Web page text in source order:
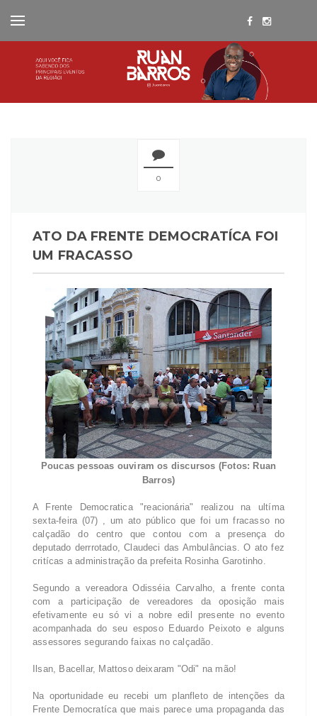
0
ATO DA FRENTE DEMOCRATÍCA FOI
UM FRACASSO
Poucas pessoas ouviram os discursos (Fotos: Ruan
Barros)
A Frente Democratica "reacionária" realizou na ultíma
sexta-feira (07) , um ato público que foi um fracasso no
calçadão do centro que contou com a presença do
deputado derrrotado, Claudeci das Ambulâncias. O ato fez
critícas a administração da prefeita Rosinha Garotinho.
Segundo a vereadora Odisséia Carvalho, a frente conta
com a participação de vereadores da oposição mais
efetivamente eu só vi a nobre edil presente no evento
acompanhada do seu esposo Eduardo Peixoto e alguns
assessores segurando faixas no calçadão.
Ilsan, Bacellar, Mattoso deixaram "Odi" na mão!
Na oportunidade eu recebi um planfleto de intenções da
Frente Democratíca que mais parece uma propaganda das